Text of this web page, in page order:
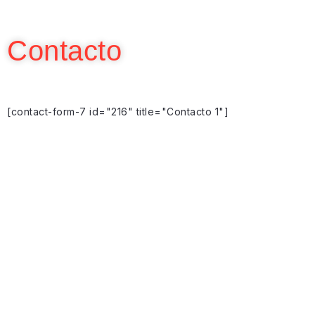
Contacto
[contact-form-7 id="216" title="Contacto 1"]